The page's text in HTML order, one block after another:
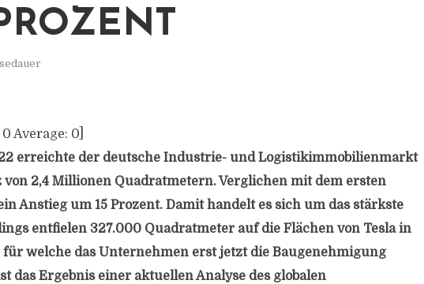
0 Average: 0
erreichte der deutsche Industrie- und Logistikimmobilienmarkt
von 2,4 Millionen Quadratmetern. Verglichen mit dem ersten
Anstieg um 15 Prozent. Damit handelt es sich um das stärkste
entfielen 327.000 Quadratmeter auf die Flächen von Tesla in
welche das Unternehmen erst jetzt die Baugenehmigung
das Ergebnis einer aktuellen Analyse des globalen